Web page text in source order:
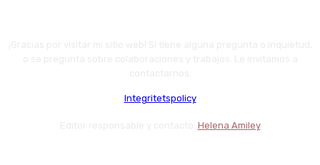
Integritetspolicy
Helena Amiley